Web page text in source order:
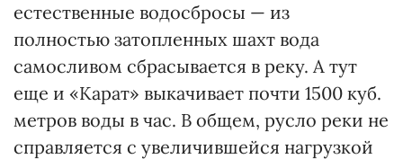
естественные водосбросы — из
полностью затопленных шахт вода
самосливом сбрасывается в реку. А тут
еще и «Карат» выкачивает почти 1500 куб.
метров воды в час. В общем, русло реки не
справляется с увеличившейся нагрузкой